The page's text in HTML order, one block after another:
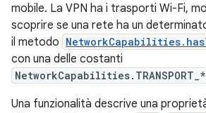
mobile. La VPN ha i trasporti Wi-Fi,
scoprire se una rete ha un
il metodo
con una delle costanti
NetworkCapabilities.TRANSPORT_*
Una funzionalità descrive una